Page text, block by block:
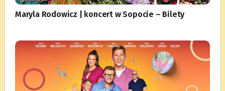
Maryla Rodowicz | koncert w Sopocie – Bilety